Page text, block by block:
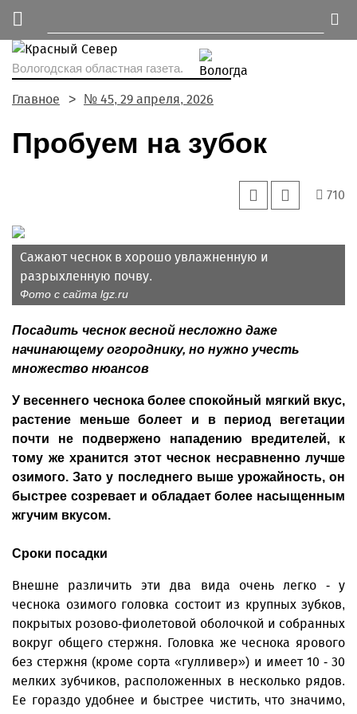
Вологодская областная газета.
Главное № 45, 29 апреля, 2026
Пробуем на зубок
710
Сажают чеснок в хорошо увлажненную и
разрыхленную почву.
Фото с сайта lgz.ru
Посадить чеснок весной несложно даже
начинающему огороднику, но нужно учесть
множество нюансов
У весеннего чеснока более спокойный мягкий вкус,
растение меньше болеет и в период вегетации
почти не подвержено нападению вредителей, к
тому же хранится этот чеснок несравненно лучше
озимого. Зато у последнего выше урожайность, он
быстрее созревает и обладает более насыщенным
жгучим вкусом.
Сроки посадки
Внешне различить эти два вида очень легко - у
чеснока озимого головка состоит из крупных зубков,
покрытых розово-фиолетовой оболочкой и собранных
вокруг общего стержня. Головка же чеснока ярового
без стержня (кроме сорта «гулливер») и имеет 10 - 30
мелких зубчиков, расположенных в несколько рядов.
Ее гораздо удобнее и быстрее чистить, что значимо,